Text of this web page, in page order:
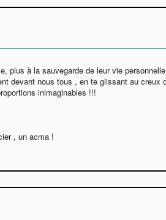
à la sauvegarde de leur vie
devant nous tous , en te glissant au creux
inimaginables !!!
, un acma !